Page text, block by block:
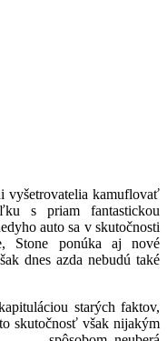
vyšetrovatelia kamuflovať
s priam fantastickou
auto sa v skutočnosti
Stone ponúka aj nové
dnes azda nebudú také
starých faktov,
skutočnosť však nijakým